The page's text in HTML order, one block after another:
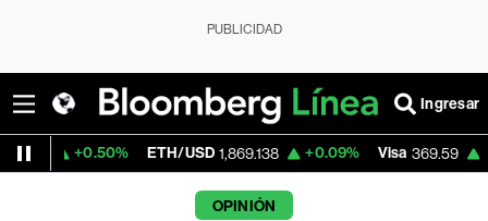
PUBLICIDAD
Ingresar
ETH/USD 1,869.138 +0.09% Visa 369.59 +1.07%
OPINIÓN